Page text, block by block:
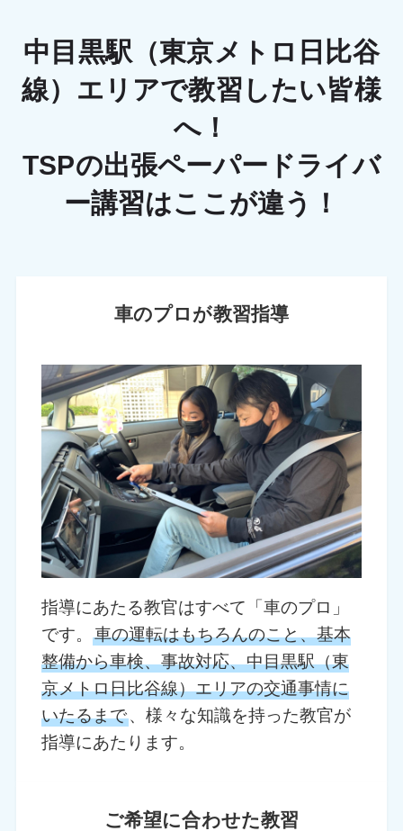
中目黒駅（東京メトロ日比谷
線）エリアで教習したい皆様
へ！
TSPの出張ペーパードライバ
ー講習はここが違う！
車のプロが教習指導
指導にあたる教官はすべて「車のプロ」
です。車の運転はもちろんのこと、基本
整備から車検、事故対応、中目黒駅（東
京メトロ日比谷線）エリアの交通事情に
いたるまで、様々な知識を持った教官が
指導にあたります。
ご希望に合わせた教習